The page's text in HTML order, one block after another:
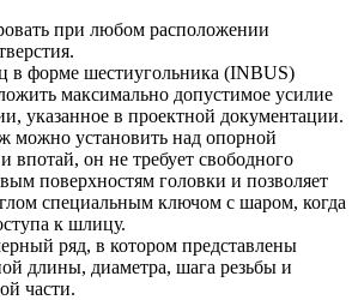
при любом расположении
в форме шестиугольника (INBUS)
максимально допустимое усилие
указанное в проектной документации.
можно установить над опорной
впотай, он не требует свободного
поверхностям головки и позволяет
специальным ключом с шаром, когда
к шлицу.
ряд, в котором представлены
длины, диаметра, шага резьбы и
части.